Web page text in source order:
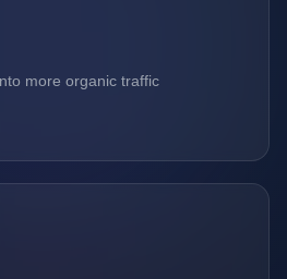
more organic traffic